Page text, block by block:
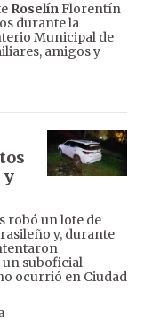
RoselínFlorentín
durante la
Municipal de
amigos y
y
robó un lote de
y, durante
suboficial
ocurrió en Ciudad